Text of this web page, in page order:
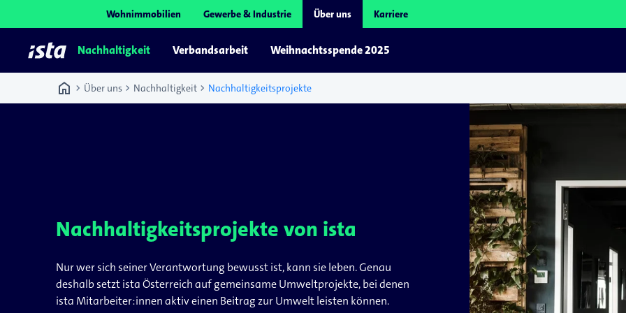
Wohnimmobilien Gewerbe & Industrie Über uns Karriere
Nachhaltigkeit Verbandsarbeit Weihnachtsspende 2025
home chevron_right Über uns chevron_right Nachhaltigkeit chevron_right Nachhaltigkeitsprojekte
Nachhaltigkeitsprojekte von ista
Nur wer sich seiner Verantwortung bewusst ist, kann sie leben. Genau
deshalb setzt ista Österreich auf gemeinsame Umweltprojekte, bei denen
ista Mitarbeiter:innen aktiv einen Beitrag zur Umwelt leisten können.